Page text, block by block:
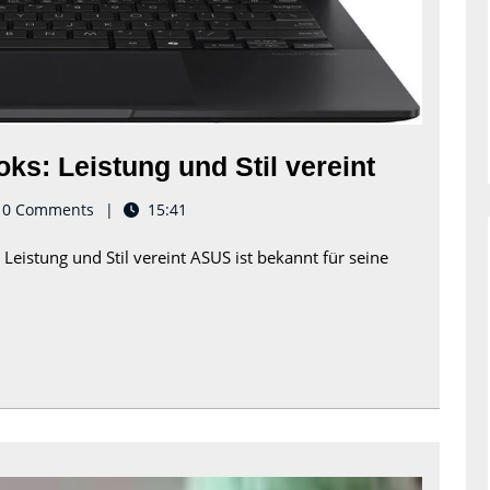
Leistung und Stil vereintDie
ASUS
0 Comments 15:41
und Stil vereint ASUS ist bekannt für seine